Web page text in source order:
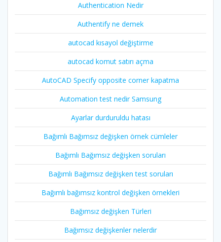
Authentication Nedir
Authentify ne demek
autocad kısayol değiştirme
autocad komut satırı açma
AutoCAD Specify opposite corner kapatma
Automation test nedir Samsung
Ayarlar durduruldu hatası
Bağımlı Bağımsız değişken örnek cümleler
Bağımlı Bağımsız değişken soruları
Bağımlı Bağımsız değişken test soruları
Bağımlı bağımsız kontrol değişken örnekleri
Bağımsız değişken Türleri
Bağımsız değişkenler nelerdir